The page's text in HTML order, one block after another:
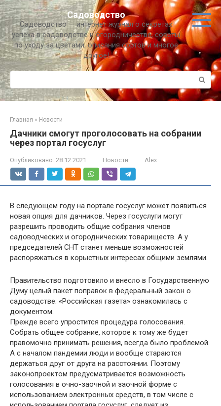
Перейти
к
контенту
Садоводство
Садоводство — интернет журнал о секретах
успеха в садоводстве и огородничестве, советы
по уходу за цветами, описания сортов и многое
другое!
Поиск:
Главная » Новости
Дачники смогут проголосовать на собрании
через портал госуслуг
Опубликовано: 28.12.2021 Новости Alex
В следующем году на портале госуслуг может появиться
новая опция для дачников. Через госуслуги могут
разрешить проводить общие собрания членов
садоводческих и огороднических товариществ. А у
председателей СНТ станет меньше возможностей
распоряжаться в корыстных интересах общими землями.
Правительство подготовило и внесло в Государственную
Думу целый пакет поправок в федеральный закон о
садоводстве. «Российская газета» ознакомилась с
документом.
Прежде всего упростится процедура голосования.
Собрать общее собрание, которое к тому же будет
правомочно принимать решения, всегда было проблемой.
А с началом пандемии люди и вообще стараются
держаться друг от друга на расстоянии. Поэтому
законопроектом предусматривается возможность
голосования в очно-заочной и заочной форме с
использованием электронных средств, в том числе с